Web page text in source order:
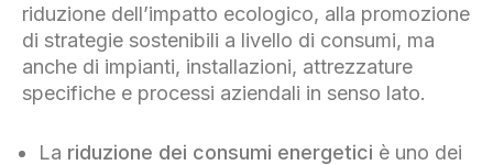
riduzione dell’impatto ecologico, alla promozione
di strategie sostenibili a livello di consumi, ma
anche di impianti, installazioni, attrezzature
specifiche e processi aziendali in senso lato.
La riduzione dei consumi energetici è uno dei